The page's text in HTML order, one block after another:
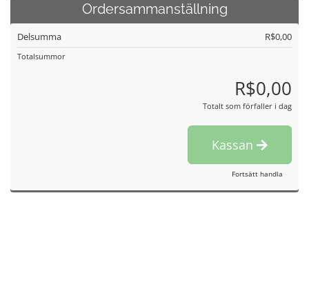
Ordersammanställning
Delsumma R$0,00
Totalsummor
R$0,00
Totalt som förfaller i dag
Kassan
Fortsätt handla